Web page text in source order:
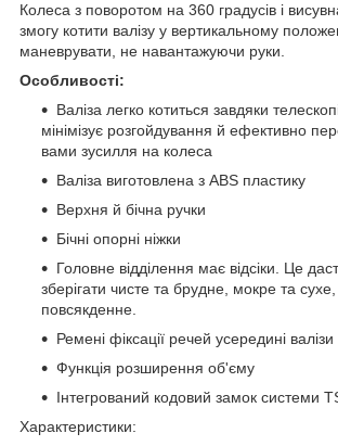
Колеса з поворотом на 360 градусів і
змогу котити валізу у вертикальному
маневрувати, не навантажуючи руки.
Особливості:
Валіза легко котиться завдяки
мінімізує розгойдування й ефективно
вами зусилля на колеса
Валіза виготовлена з ABS пластику
Верхня й бічна ручки
Бічні опорні ніжки
Головне відділення має відсіки. Це
зберігати чисте та брудне, мокре та
повсякденне.
Ремені фіксації речей усередині валізи
Функція розширення об'єму
Інтегрований кодовий замок системи
Характеристики: